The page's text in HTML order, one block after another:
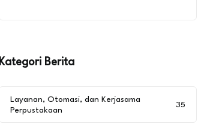
Kategori Berita
Layanan, Otomasi, dan Kerjasama
Perpustakaan
35